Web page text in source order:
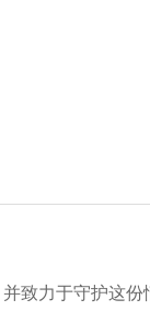
致力于守护这